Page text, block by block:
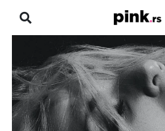
VESTI
ZADRUGA